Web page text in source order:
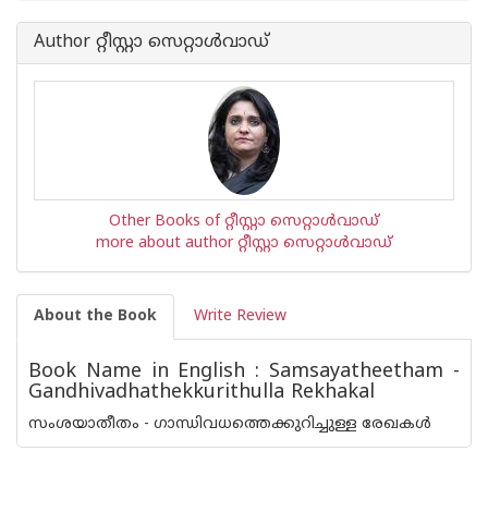
Author റ്റീസ്റ്റാ സെറ്റാള്‍‌വാഡ്
Other Books of റ്റീസ്റ്റാ സെറ്റാള്‍‌വാഡ്
more about author റ്റീസ്റ്റാ സെറ്റാള്‍‌വാഡ്
About the Book Write Review
Book Name in English : Samsayatheetham -
Gandhivadhathekkurithulla Rekhakal
സംശയാതീതം - ഗാന്ധിവധത്തെക്കുറിച്ചുള്ള രേഖകൾ